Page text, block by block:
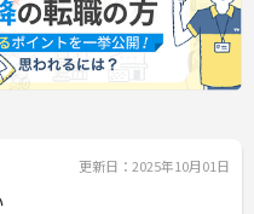
更新日：2025年10月01日